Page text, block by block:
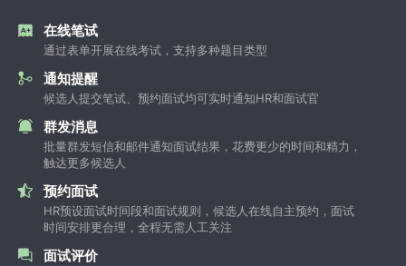
在线笔试
通过表单开展在线考试，支持多种题目类型
通知提醒
候选人提交笔试、预约面试均可实时通知HR和面试官
群发消息
批量群发短信和邮件通知面试结果，花费更少的时间和精力，
触达更多候选人
预约面试
HR预设面试时间段和面试规则，候选人在线自主预约，面试
时间安排更合理，全程无需人工关注
面试评价